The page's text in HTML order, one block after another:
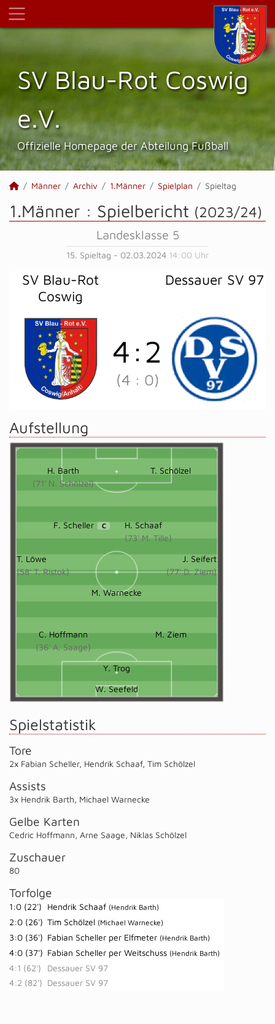
SV Blau-Rot Coswig
e.V.
Offizielle Homepage der Abteilung Fußball
Männer Archiv 1.Männer Spielplan Spieltag
1.Männer : Spielbericht (2023/24)
Landesklasse 5
15. Spieltag - 02.03.2024 14:00 Uhr
SV Blau-Rot
Coswig
Dessauer SV 97
4 : 2
(4 : 0)
Aufstellung
H. Barth
(71' N. Schölzel)
T. Schölzel
F. Scheller C
H. Schaaf
(73' M. Tille)
T. Löwe
(58' T. Ristok)
J. Seifert
(77' D. Ziem)
M. Warnecke
C. Hoffmann
(36' A. Saage)
M. Ziem
Y. Trog
W. Seefeld
Spielstatistik
Tore
2x Fabian Scheller, Hendrik Schaaf, Tim Schölzel
Assists
3x Hendrik Barth, Michael Warnecke
Gelbe Karten
Cedric Hoffmann, Arne Saage, Niklas Schölzel
Zuschauer
80
Torfolge
1:0 (22') Hendrik Schaaf (Hendrik Barth)
2:0 (26') Tim Schölzel (Michael Warnecke)
3:0 (36') Fabian Scheller per Elfmeter (Hendrik Barth)
4:0 (37') Fabian Scheller per Weitschuss (Hendrik Barth)
4:1 (62')
Dessauer SV 97
4:2 (82') Dessauer SV 97